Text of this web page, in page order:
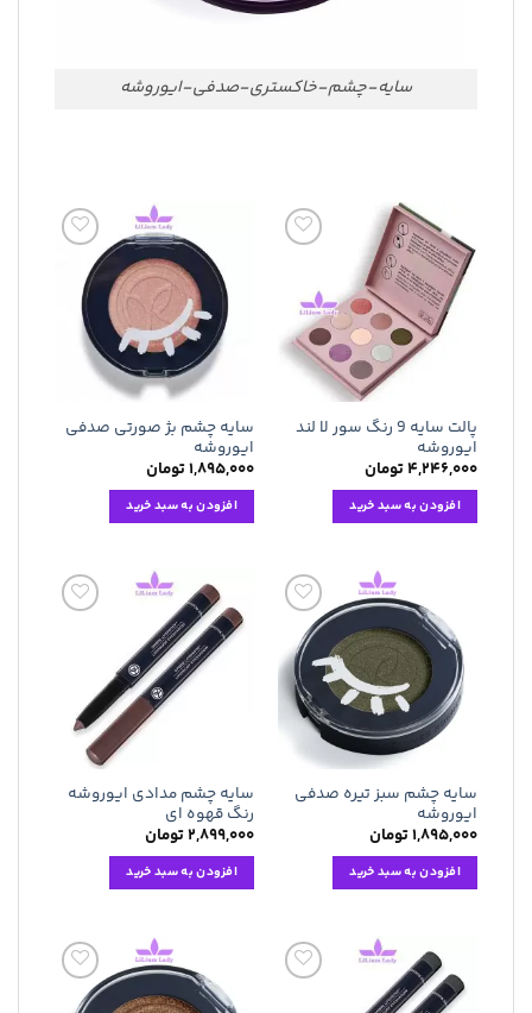
سایه-چشم-خاکستری-صدفی-ایوروشه
علاقه
مندی
ها
پالت سایه 9 رنگ سور لا لند
ایوروشه
۴,۲۴۶,۰۰۰تومان
افزودن به سبد خرید
افزودن
به
علاقه
مندی
ها
سایه چشم بژ صورتی صدفی
ایوروشه
۱,۸۹۵,۰۰۰تومان
افزودن به سبد خرید
افزودن
به
علاقه
مندی
ها
سایه چشم سبز تیره صدفی
ایوروشه
۱,۸۹۵,۰۰۰تومان
افزودن به سبد خرید
ها
سایه چشم مدادی ایوروشه
رنگ قهوه ای
۲,۸۹۹,۰۰۰تومان
افزودن به سبد خرید
افزودن